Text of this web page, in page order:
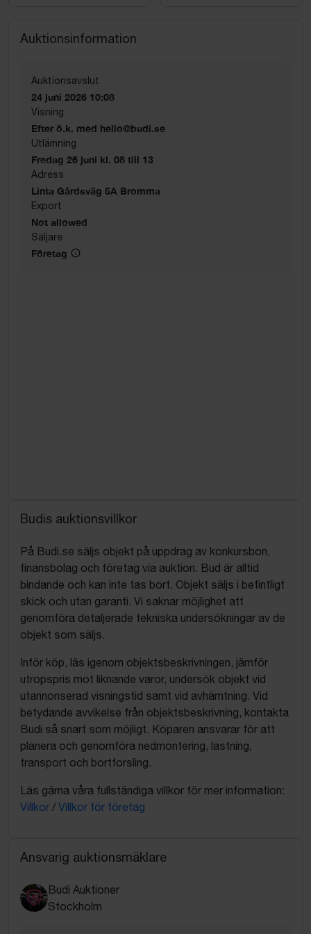
Auktionsinformation
Auktionsavslut
24 juni 2026 10:08
Visning
Efter ö.k. med hello@budi.se
Utlämning
Fredag 26 juni kl. 08 till 13
Adress
Linta Gårdsväg 5A Bromma
Export
Not allowed
Säljare
Företag
Budis auktionsvillkor
På Budi.se säljs objekt på uppdrag av konkursbon,
finansbolag och företag via auktion. Bud är alltid
bindande och kan inte tas bort. Objekt säljs i befintligt
skick och utan garanti. Vi saknar möjlighet att
genomföra detaljerade tekniska undersökningar av de
objekt som säljs.
Inför köp, läs igenom objektsbeskrivningen, jämför
utropspris mot liknande varor, undersök objekt vid
utannonserad visningstid samt vid avhämtning. Vid
betydande avvikelse från objektsbeskrivning, kontakta
Budi så snart som möjligt. Köparen ansvarar för att
planera och genomföra nedmontering, lastning,
transport och bortforsling.
Läs gärna våra fullständiga villkor för mer information:
Villkor / Villkor för företag
Ansvarig auktionsmäklare
Budi Auktioner
Stockholm